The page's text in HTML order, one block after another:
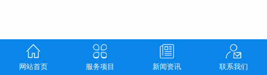
网站首页 服务项目 新闻资讯 联系我们